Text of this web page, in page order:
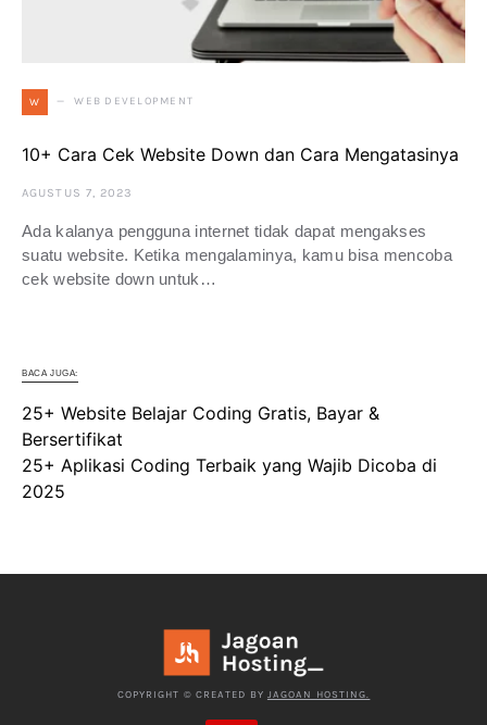
W WEB DEVELOPMENT
10+ Cara Cek Website Down dan Cara Mengatasinya
AGUSTUS 7, 2023
Ada kalanya pengguna internet tidak dapat mengakses
suatu website. Ketika mengalaminya, kamu bisa mencoba
cek website down untuk…
BACA JUGA:
25+ Website Belajar Coding Gratis, Bayar &
Bersertifikat
25+ Aplikasi Coding Terbaik yang Wajib Dicoba di
2025
COPYRIGHT © CREATED BY JAGOAN HOSTING.